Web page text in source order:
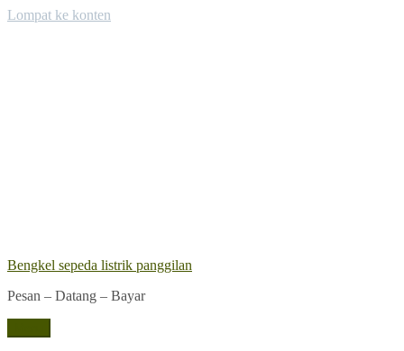
Lompat ke konten
Bengkel sepeda listrik panggilan
Pesan – Datang – Bayar